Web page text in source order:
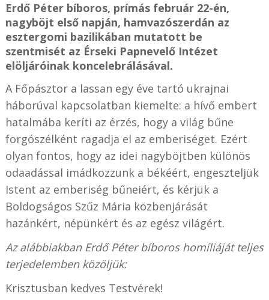
Erdő Péter bíboros, prímás február 22-én,
nagyböjt első napján, hamvazószerdán az
esztergomi bazilikában mutatott be
szentmisét az Érseki Papnevelő Intézet
elöljáróinak koncelebrálásával.
A Főpásztor a lassan egy éve tartó ukrajnai
háborúval kapcsolatban kiemelte: a hívő embert
hatalmába keríti az érzés, hogy a világ bűne
forgószélként ragadja el az emberiséget. Ezért
olyan fontos, hogy az idei nagyböjtben különös
odaadással imádkozzunk a békéért, engeszteljük
Istent az emberiség bűneiért, és kérjük a
Boldogságos Szűz Mária közbenjárását
hazánkért, népünkért és az egész világért.
Az alábbiakban Erdő Péter bíboros homíliáját teljes
terjedelemben közöljük:
Krisztusban kedves Testvérek!